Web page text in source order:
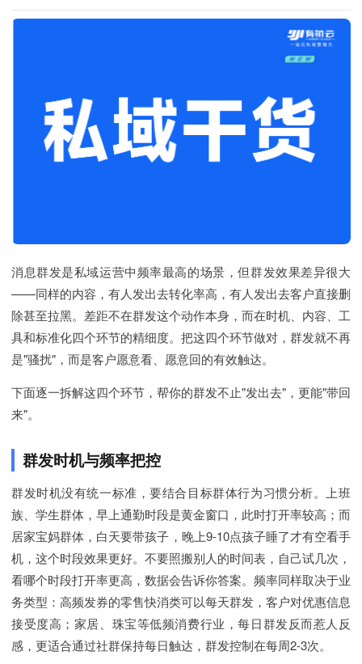
消息群发是私域运营中频率最高的场景，但群发效果差异很大
——同样的内容，有人发出去转化率高，有人发出去客户直接删
除甚至拉黑。差距不在群发这个动作本身，而在时机、内容、工
具和标准化四个环节的精细度。把这四个环节做对，群发就不再
是"骚扰"，而是客户愿意看、愿意回的有效触达。
下面逐一拆解这四个环节，帮你的群发不止"发出去"，更能"带回
来"。
群发时机与频率把控
群发时机没有统一标准，要结合目标群体行为习惯分析。上班
族、学生群体，早上通勤时段是黄金窗口，此时打开率较高；而
居家宝妈群体，白天要带孩子，晚上9-10点孩子睡了才有空看手
机，这个时段效果更好。不要照搬别人的时间表，自己试几次，
看哪个时段打开率更高，数据会告诉你答案。频率同样取决于业
务类型：高频发券的零售快消类可以每天群发，客户对优惠信息
接受度高；家居、珠宝等低频消费行业，每日群发反而惹人反
感，更适合通过社群保持每日触达，群发控制在每周2-3次。